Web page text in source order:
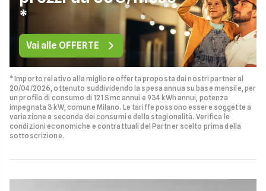
*
Vai alle OFFERTE
* Importo relativo alla migliore offerta proposta dai nostri partner al
20/04/2026, ottenuto suddividendo la spesa annua su base mensile, per
un profilo di consumo di 121 Smc annui e 934 kWh annui, potenza
impegnata 3 kW, comune Milano. Le tariffe possono essere soggette a
variazione a seconda dei consumi e della stagionalità. Verifica le
condizioni economiche e contrattuali del Partner scelto prima della
sottoscrizione.